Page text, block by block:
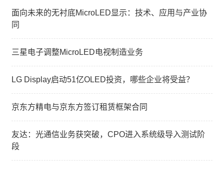
面向未来的无衬底MicroLED显示：技术、应用与产业协
同
三星电子调整MicroLED电视制造业务
LG Display启动51亿OLED投资，哪些企业将受益？
京东方精电与京东方签订租赁框架合同
友达：光通信业务获突破，CPO进入系统级导入测试阶
段